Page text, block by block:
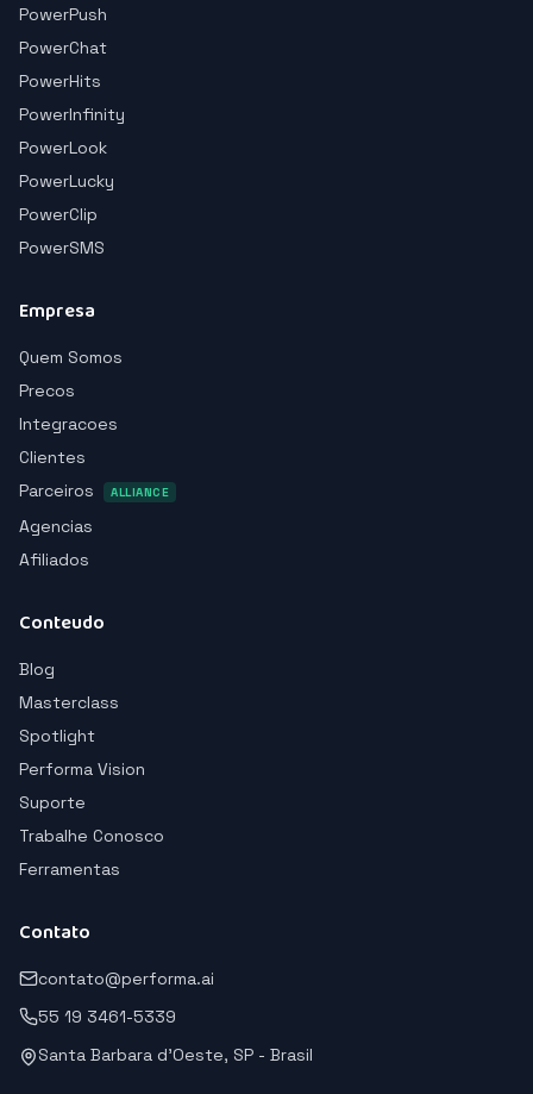
PowerPush
PowerChat
PowerHits
PowerInfinity
PowerLook
PowerLucky
PowerClip
PowerSMS
Empresa
Quem Somos
Precos
Integracoes
Clientes
Parceiros
ALLIANCE
Agencias
Afiliados
Conteudo
Blog
Masterclass
Spotlight
Performa Vision
Suporte
Trabalhe Conosco
Ferramentas
Contato
contato@performa.ai
55 19 3461-5339
Santa Barbara d'Oeste, SP - Brasil